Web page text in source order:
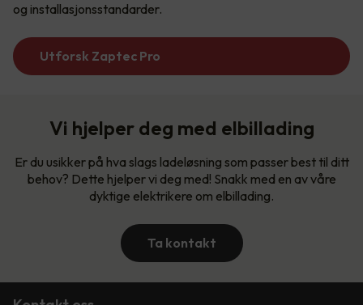
og installasjonsstandarder.
Utforsk Zaptec Pro
Vi hjelper deg med elbillading
Er du usikker på hva slags ladeløsning som passer best til ditt
behov? Dette hjelper vi deg med! Snakk med en av våre
dyktige elektrikere om elbillading.
Ta kontakt